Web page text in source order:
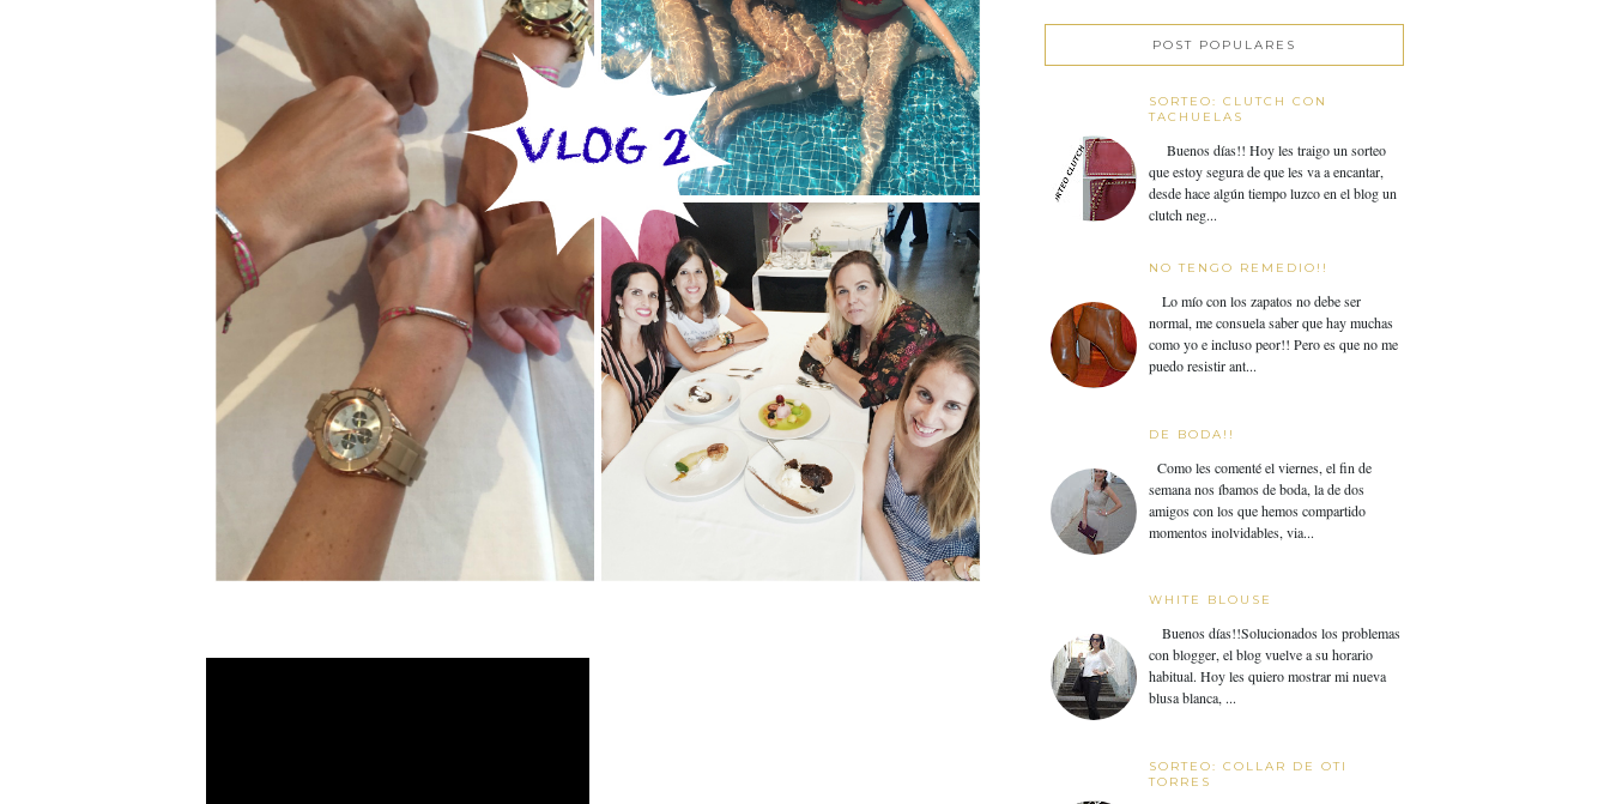
POST POPULARES
SORTEO: CLUTCH CON
TACHUELAS
Buenos días!! Hoy les traigo un sorteo
que estoy segura de que les va a encantar,
desde hace algún tiempo luzco en el blog un
clutch neg...
NO TENGO REMEDIO!!
Lo mío con los zapatos no debe ser
normal, me consuela saber que hay muchas
como yo e incluso peor!! Pero es que no me
puedo resistir ant...
DE BODA!!
Como les comenté el viernes, el fin de
semana nos íbamos de boda, la de dos
amigos con los que hemos compartido
momentos inolvidables, via...
WHITE BLOUSE
Buenos días!!Solucionados los problemas
con blogger, el blog vuelve a su horario
habitual. Hoy les quiero mostrar mi nueva
blusa blanca, ...
SORTEO: COLLAR DE OTI
TORRES